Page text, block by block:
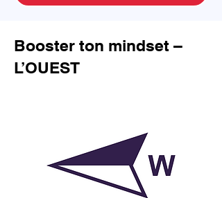
Booster ton mindset –
L’OUEST